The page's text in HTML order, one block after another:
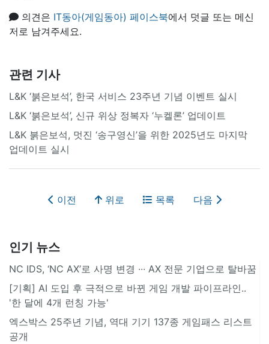
의견은 IT동아(게임동아) 페이스북에서 덧글 또는 메신
저로 남겨주세요.
관련 기사
L&K ‘붉은보석’, 한국 서비스 23주년 기념 이벤트 실시
L&K ‘붉은보석’, 신규 위상 정복자 ‘누켈론’ 업데이트
L&K 붉은보석, 멋진 ‘송구영신’을 위한 2025년도 마지막
업데이트 실시
이전 위로 목록 다음
인기 뉴스
NC IDS, ‘NC AX’로 사명 변경 ∙∙∙ AX 전문 기업으로 탈바꿈
[기획] AI 도입 후 극적으로 바뀐 게임 개발 파이프라인..
'한 달에 4개 런칭 가능'
엑스박스 25주년 기념, 역대 기기 137종 게임패스 리스트
공개